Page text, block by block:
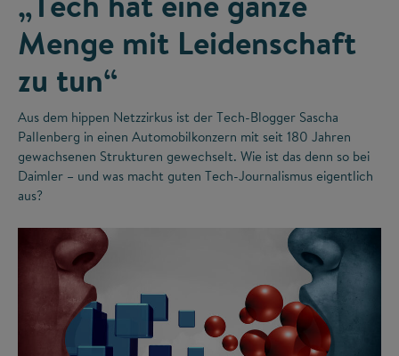
Menge mit Leidenschaft
zu tun“
Aus dem hippen Netzzirkus ist der Tech-Blogger Sascha
Pallenberg in einen Automobilkonzern mit seit 180 Jahren
gewachsenen Strukturen gewechselt. Wie ist das denn so bei
Daimler – und was macht guten Tech-Journalismus eigentlich
aus?